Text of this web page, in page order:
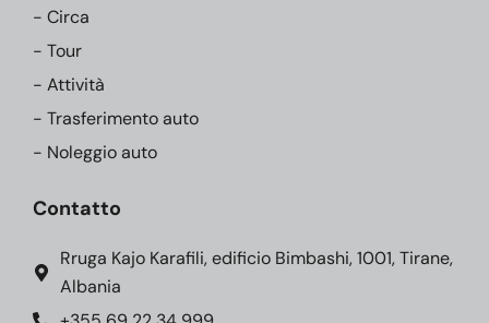
- Circa
- Tour
- Attività
- Trasferimento auto
- Noleggio auto
Contatto
Rruga Kajo Karafili, edificio Bimbashi, 1001, Tirane,
Albania